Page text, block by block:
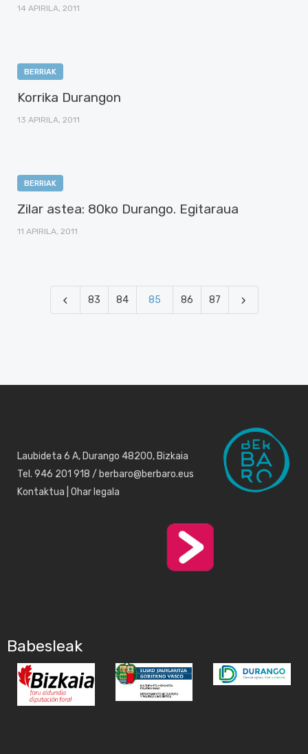
14 APIRILA, 2011
BERRIAK
Korrika Durangon
13 APIRILA, 2011
BERRIAK
Zilar astea: 80ko Durango. Egitaraua
11 APIRILA, 2011
83 84 85 86 87
Laubideta 6 A, Durango 48200, Bizkaia
Tel. 946 201 918 / berbaro@berbaro.eus
Kontaktua Ohar legala
Babesleak